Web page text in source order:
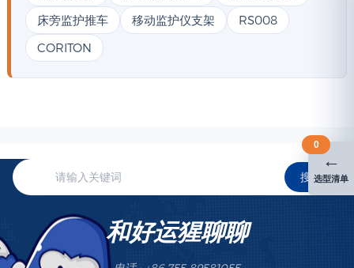
床旁监护推车
移动监护仪支架
RS008
CORITON
搜索
和好运猩聊聊
←
选型清单
0